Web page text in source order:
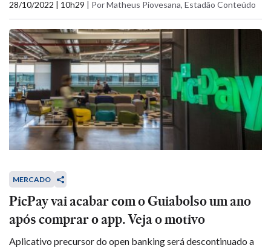
28/10/2022 | 10h29 | Por Matheus Piovesana, Estadão Conteúdo
MERCADO
PicPay vai acabar com o Guiabolso um ano
após comprar o app. Veja o motivo
Aplicativo precursor do open banking será descontinuado a